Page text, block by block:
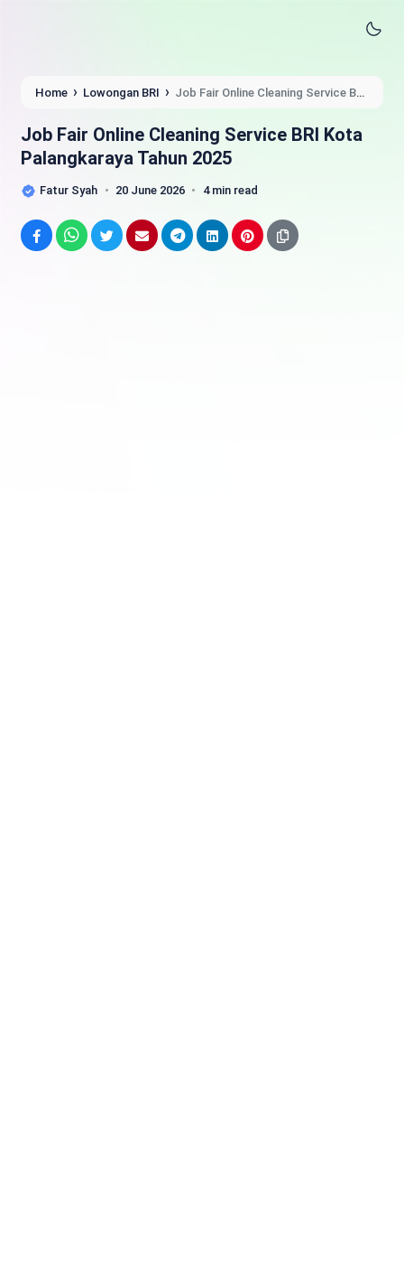
Home › Lowongan BRI › Job Fair Online Cleaning Service BRI
Job Fair Online Cleaning Service BRI Kota
Palangkaraya Tahun 2025
Fatur Syah 20 June 2026 4 min read